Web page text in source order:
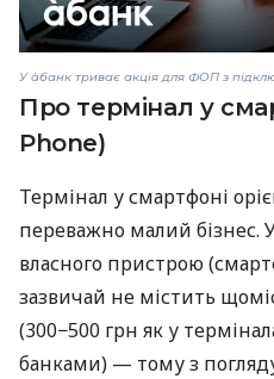
У àбанк триває акція для ФОП з
Про термінал у
Phone)
Термінал у смартфоні
переважно малий бізнес.
власного пристрою
зазвичай не містить
(300−500 грн як у
банками) — тому з